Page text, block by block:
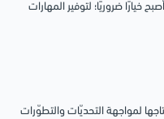
خيارًا ضروريًا؛ لتوفير المهارات
لمواجهة التحديّات والتطوّرات